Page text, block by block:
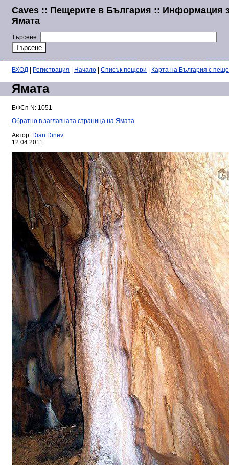
Caves :: Пещерите в България :: Информация
Ямата
Търсене:
ВХОД Регистрация Начало Списък пещери Карта на България с
Ямата
БФСп N: 1051
Обратно в заглавната страница на Ямата
Автор: Dian Dinev
12.04.2011